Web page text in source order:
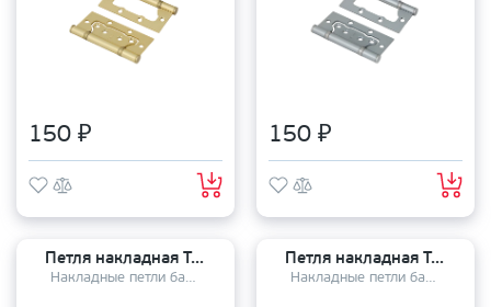
150 ₽ 150 ₽
Петля накладная TANDOOR TD100-2S steel (100*75*2,5) PB
Накладные петли бабочки
Петля накладная TANDOOR TD100-2S steel (100*75*2,5) MSN
Накладные петли бабочки